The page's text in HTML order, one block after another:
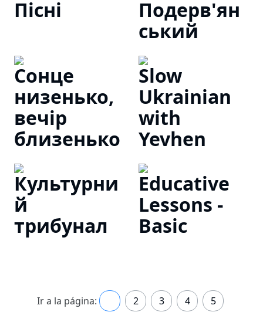
Пісні
Подерв'ян
ський
Сонце
низенько,
вечір
близенько
Slow
Ukrainian
with
Yevhen
Культурни
й
трибунал
Educative
Lessons -
Basic
Ir a la página: 2 3 4 5